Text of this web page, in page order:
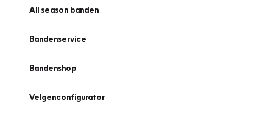
All season banden
Bandenservice
Bandenshop
Velgenconfigurator